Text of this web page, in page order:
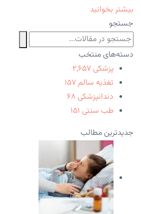
بیشتر بخوانید
جستجو
دسته‌های منتخب
پزشکی ۲,۶۵۷
تغذیه سالم ۱۵۷
دندانپزشکی ۶۸
طب سنتی ۱۵۱
جدیدترین مطالب